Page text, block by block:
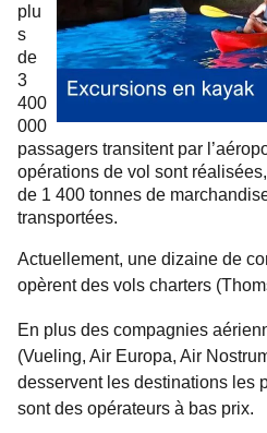
plu
s
de
3
400
000
passagers transitent par
opérations de vol sont
de 1 400 tonnes de
transportées.
Actuellement, une dizaine de
opèrent des vols charters
En plus des compagnies
(Vueling, Air Europa, Air
desservent les destinations les
sont des opérateurs à bas prix.